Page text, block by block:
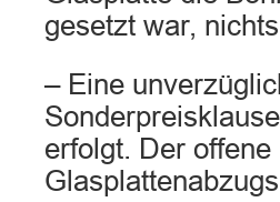
gesetzt war,
– Eine
erfolgt. Der